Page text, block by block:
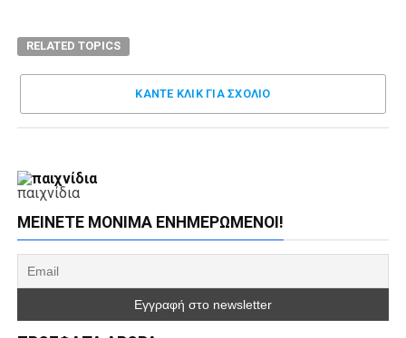
RELATED TOPICS
ΚΑΝΤΕ ΚΛΊΚ ΓΙΑ ΣΧΌΛΙΟ
παιχνίδια
ΜΕΊΝΕΤΕ ΜΌΝΙΜΑ ΕΝΗΜΕΡΏΜΕΝΟΙ!